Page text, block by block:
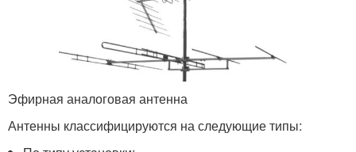
Эфирная аналоговая антенна
Антенны классифицируются на следующие типы: